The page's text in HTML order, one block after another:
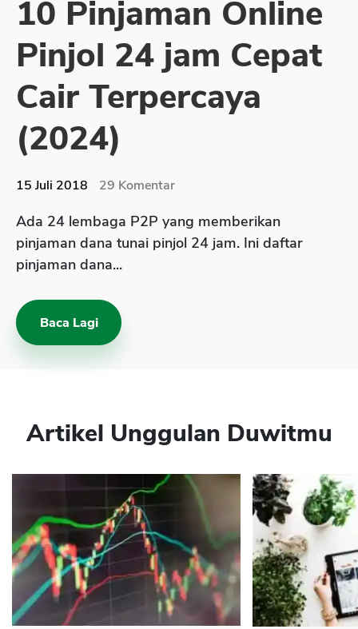
Sekuritas Saham
Bank Digital
Crypto
Assets Crypto
Exchange
Asuransi Kesehatan
Asuransi Syariah
10 Pinjaman Online
Pinjol 24 jam Cepat
Cair Terpercaya
(2024)
15 Juli 2018 29 Komentar
Ada 24 lembaga P2P yang memberikan
pinjaman dana tunai pinjol 24 jam. Ini daftar
pinjaman dana...
Baca Lagi
Artikel Unggulan Duwitmu